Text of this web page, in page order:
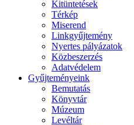
Kitüntetések
Térkép
Miserend
Linkgyűjtemény
Nyertes pályázatok
Közbeszerzés
Adatvédelem
Gyűjteményeink
Bemutatás
Könyvtár
Múzeum
Levéltár